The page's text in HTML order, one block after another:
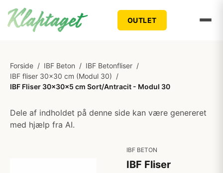
OUTLET
Forside / IBF Beton / IBF Betonfliser /
IBF fliser 30x30 cm (Modul 30) /
IBF Fliser 30x30x5 cm Sort/Antracit - Modul 30
Dele af indholdet på denne side kan være genereret
med hjælp fra AI.
IBF BETON
IBF Fliser